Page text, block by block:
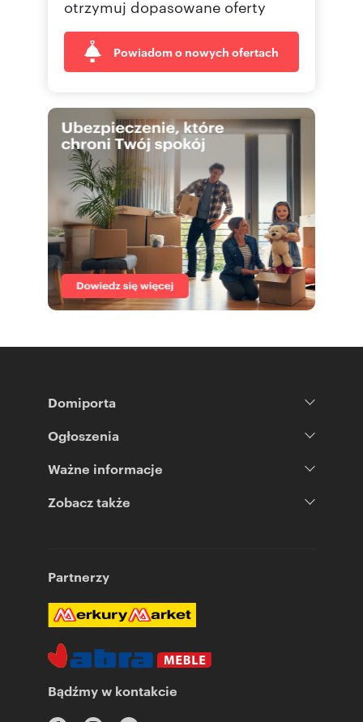
otrzymuj dopasowane oferty
Powiadom o nowych ofertach
Domiporta
Ogłoszenia
Ważne informacje
Zobacz także
Partnerzy
Bądźmy w kontakcie